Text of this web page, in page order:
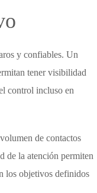
y confiables. Un
tener visibilidad
control incluso en
de contactos
de la atención permiten
los objetivos definidos